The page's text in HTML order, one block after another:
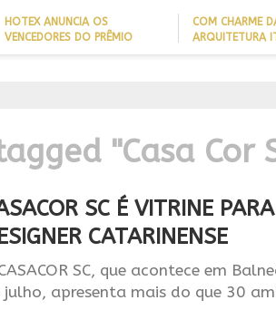
HOTEX ANUNCIA OS
VENCEDORES DO PRÊMIO
COM CHARME
ARQUITETURA
"Casa Cor
SC É VITRINE
CATARINENSE
SC, que acontece em
julho, apresenta mais do que 30